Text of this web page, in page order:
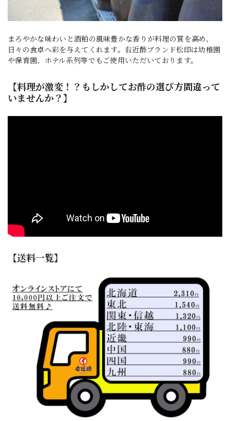
まろやかな味わいと酒粕の風味豊かな香りが料理の質を高め、
日々の食卓へ彩を与えてくれます。右近酢ブランド松印は幼稚園
や保育園、ホテル系列等でもご使用いただいております。
【料理が激変！？もしかしてお酢の選び方間違って
いませんか？】
【送料一覧】